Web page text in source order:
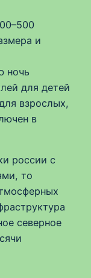
и
ночь
для детей
взрослых,
в
россии с
то
северное